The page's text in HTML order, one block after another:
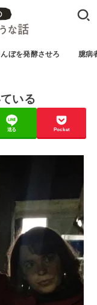
んぼを発酵させろ 臆病
いる
送る Pocket